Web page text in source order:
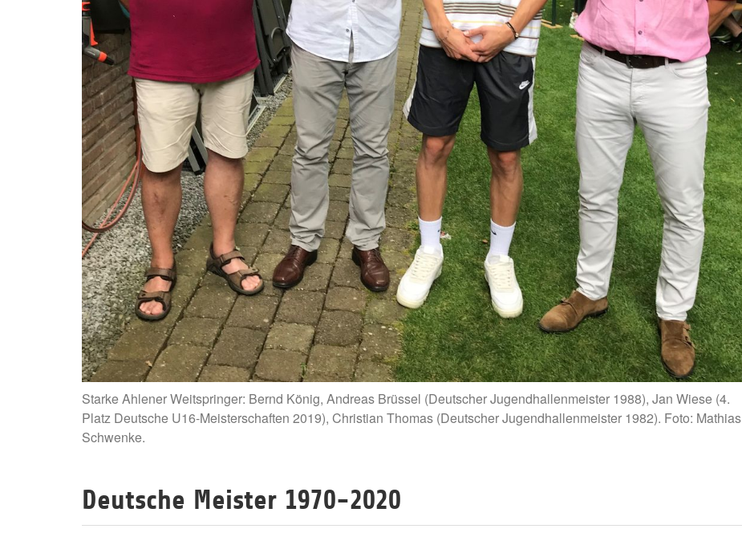
Starke Ahlener Weitspringer: Bernd König, Andreas Brüssel (Deutscher Jugendhallenmeister 1988), Jan Wiese (4.
Platz Deutsche U16-Meisterschaften 2019), Christian Thomas (Deutscher Jugendhallenmeister 1982). Foto: Mathias
Schwenke.
Deutsche Meister 1970-2020